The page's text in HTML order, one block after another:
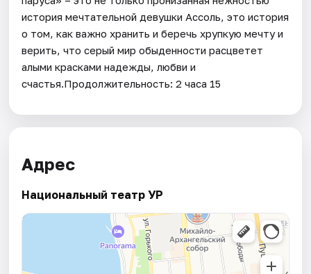
история мечтательной девушки Ассоль, это история
о том, как важно хранить и беречь хрупкую мечту и
верить, что серый мир обыденности расцветет
алыми красками надежды, любви и
счастья.Продолжительность: 2 часа 15
Адрес
Национальный театр УР